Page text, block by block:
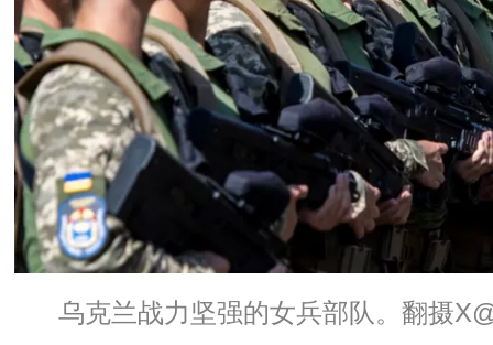
乌克兰战力坚强的女兵部队。翻摄